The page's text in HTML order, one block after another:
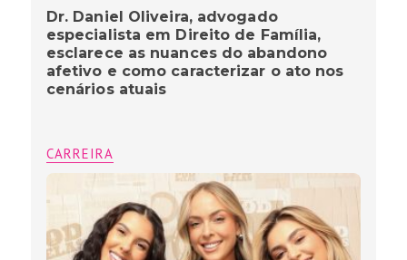
Dr. Daniel Oliveira, advogado
especialista em Direito de Família,
esclarece as nuances do abandono
afetivo e como caracterizar o ato nos
cenários atuais
CARREIRA